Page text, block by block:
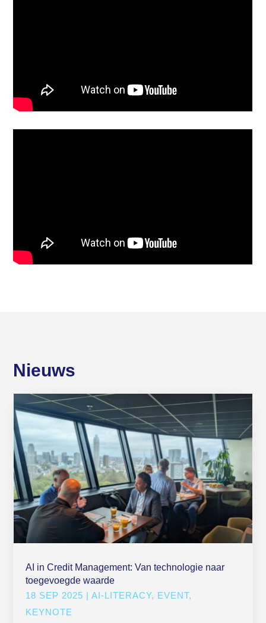
Nieuws
AI in Credit Management: Van technologie naar
toegevoegde waarde
18 SEP 2025 |AI-LITERACY, EVENT,
KEYNOTE